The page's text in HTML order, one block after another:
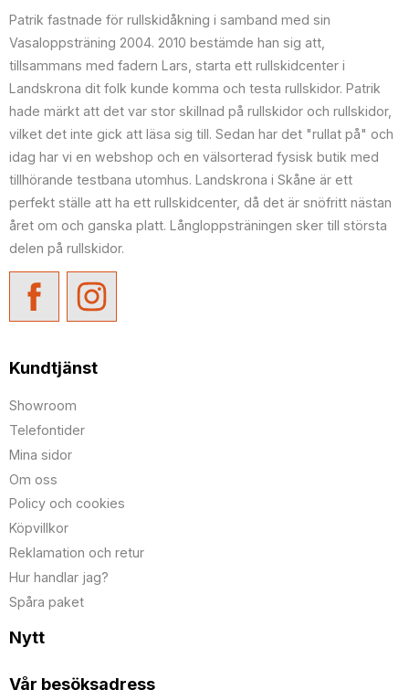
Patrik fastnade för rullskidåkning i samband med sin
Vasaloppsträning 2004. 2010 bestämde han sig att,
tillsammans med fadern Lars, starta ett rullskidcenter i
Landskrona dit folk kunde komma och testa rullskidor. Patrik
hade märkt att det var stor skillnad på rullskidor och rullskidor,
vilket det inte gick att läsa sig till. Sedan har det "rullat på" och
idag har vi en webshop och en välsorterad fysisk butik med
tillhörande testbana utomhus. Landskrona i Skåne är ett
perfekt ställe att ha ett rullskidcenter, då det är snöfritt nästan
året om och ganska platt. Långloppsträningen sker till största
delen på rullskidor.
Kundtjänst
Showroom
Telefontider
Mina sidor
Om oss
Policy och cookies
Köpvillkor
Reklamation och retur
Hur handlar jag?
Spåra paket
Nytt
Vår besöksadress